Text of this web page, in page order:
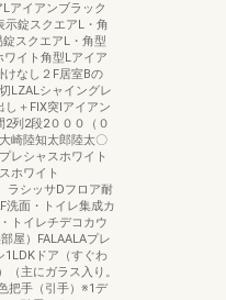
アイアンブラック
示錠スクエアL・角
スクエアL・角型
イト角型Lアイア
けなし２F居室Bの
LZALシャイングレ
し＋FIX突Iアイアン
列2段2０００（０
崎陸知太郎陸太〇
レシャスホワイト
シャスホワイト
サDフロア耐
・トイレ集成カ
トイレチデコカウ
屋）FALAALAプレ
1LDKドア（すぐわ
主にガラス入り。
把手（引手）※1デ